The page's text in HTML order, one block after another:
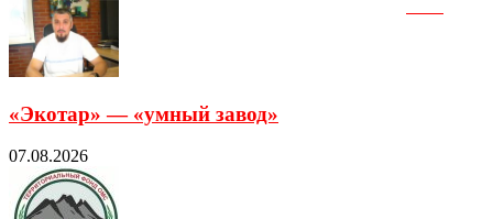
«Экотар» — «умный завод»
07.08.2026